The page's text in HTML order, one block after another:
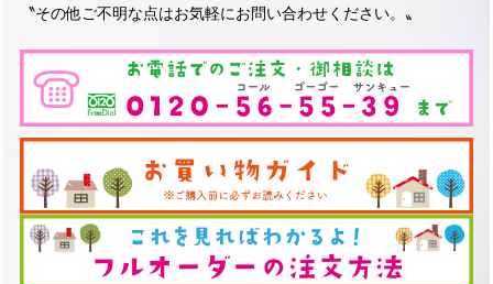
〝その他ご不明な点はお気軽にお問い合わせください。〟